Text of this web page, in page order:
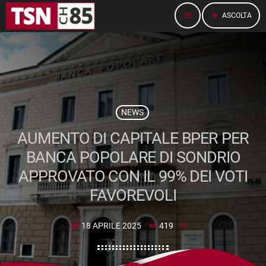
menu play_arrow ASCOLTA
NEWS
AUMENTO DI CAPITALE BPER PER
BANCA POPOLARE DI SONDRIO
APPROVATO CON IL 99% DEI VOTI
FAVOREVOLI
today 18 APRILE 2025 419